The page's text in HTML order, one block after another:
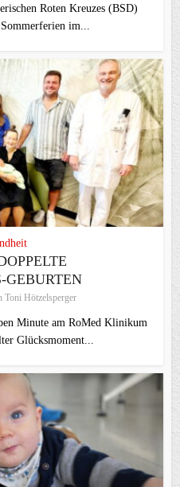
Roten Kreuzes (BSD)
im...
Toni Hötzelsperger
Minute am RoMed Klinikum
Glücksmoment...